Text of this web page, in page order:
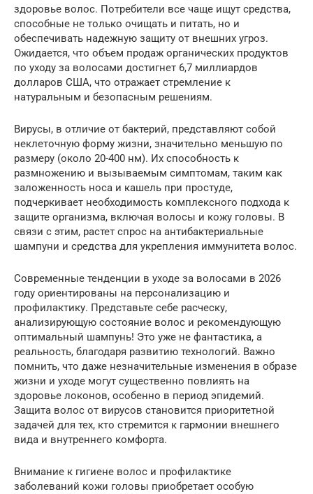
здоровье волос. Потребители все чаще ищут средства,
способные не только очищать и питать, но и
обеспечивать надежную защиту от внешних угроз.
Ожидается, что объем продаж органических продуктов
по уходу за волосами достигнет 6,7 миллиардов
долларов США, что отражает стремление к
натуральным и безопасным решениям.
Вирусы, в отличие от бактерий, представляют собой
неклеточную форму жизни, значительно меньшую по
размеру (около 20-400 нм). Их способность к
размножению и вызываемым симптомам, таким как
заложенность носа и кашель при простуде,
подчеркивает необходимость комплексного подхода к
защите организма, включая волосы и кожу головы. В
связи с этим, растет спрос на антибактериальные
шампуни и средства для укрепления иммунитета волос.
Современные тенденции в уходе за волосами в 2026
году ориентированы на персонализацию и
профилактику. Представьте себе расческу,
анализирующую состояние волос и рекомендующую
оптимальный шампунь! Это уже не фантастика, а
реальность, благодаря развитию технологий. Важно
помнить, что даже незначительные изменения в образе
жизни и уходе могут существенно повлиять на
здоровье локонов, особенно в период эпидемий.
Защита волос от вирусов становится приоритетной
задачей для тех, кто стремится к гармонии внешнего
вида и внутреннего комфорта.
Внимание к гигиене волос и профилактике
заболеваний кожи головы приобретает особую